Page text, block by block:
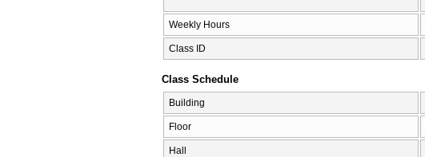
Weekly Hours
Class ID
Class Schedule
Building
Floor
Hall